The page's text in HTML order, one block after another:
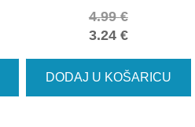
3.24 €
4.99€
DODAJ U KOŠARICU